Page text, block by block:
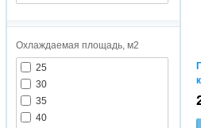
Охлаждаемая площадь, м2
25
30
35
40